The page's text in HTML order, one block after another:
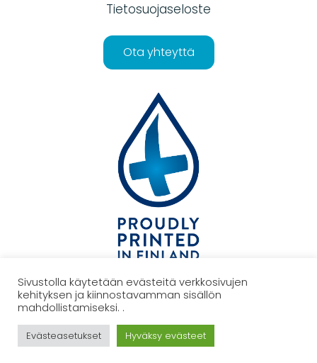
Tietosuojaseloste
Ota yhteyttä
TAKAISIN YLÖS
Sivustolla käytetään evästeitä verkkosivujen
kehityksen ja kiinnostavamman sisällön
mahdollistamiseksi. .
Evästeasetukset Hyväksy evästeet